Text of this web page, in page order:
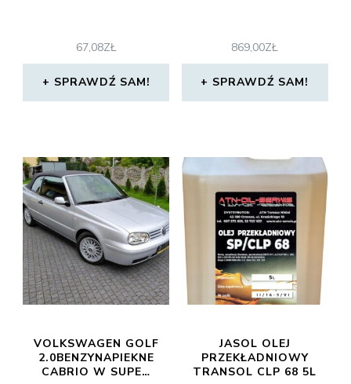
67,08ZŁ
SPRAWDŹ SAM!
869,00ZŁ
SPRAWDŹ SAM!
VOLKSWAGEN GOLF
2.0BENZYNAPIEKNE
CABRIO W SUPE…
JASOL OLEJ
PRZEKŁADNIOWY
TRANSOL CLP 68 5L